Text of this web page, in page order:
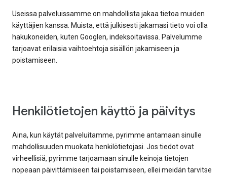
Useissa palveluissamme on mahdollista jakaa tietoa muiden
käyttäjien kanssa. Muista, että julkisesti jakamasi tieto voi olla
hakukoneiden, kuten Googlen, indeksoitavissa. Palvelumme
tarjoavat erilaisia vaihtoehtoja sisällön jakamiseen ja
poistamiseen.
Henkilötietojen käyttö ja päivitys
Aina, kun käytät palveluitamme, pyrimme antamaan sinulle
mahdollisuuden muokata henkilötietojasi. Jos tiedot ovat
virheellisiä, pyrimme tarjoamaan sinulle keinoja tietojen
nopeaan päivittämiseen tai poistamiseen, ellei meidän tarvitse